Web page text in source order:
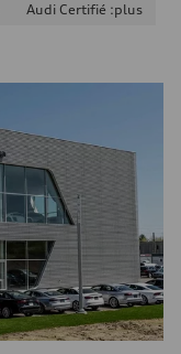
Audi Certifié :plus